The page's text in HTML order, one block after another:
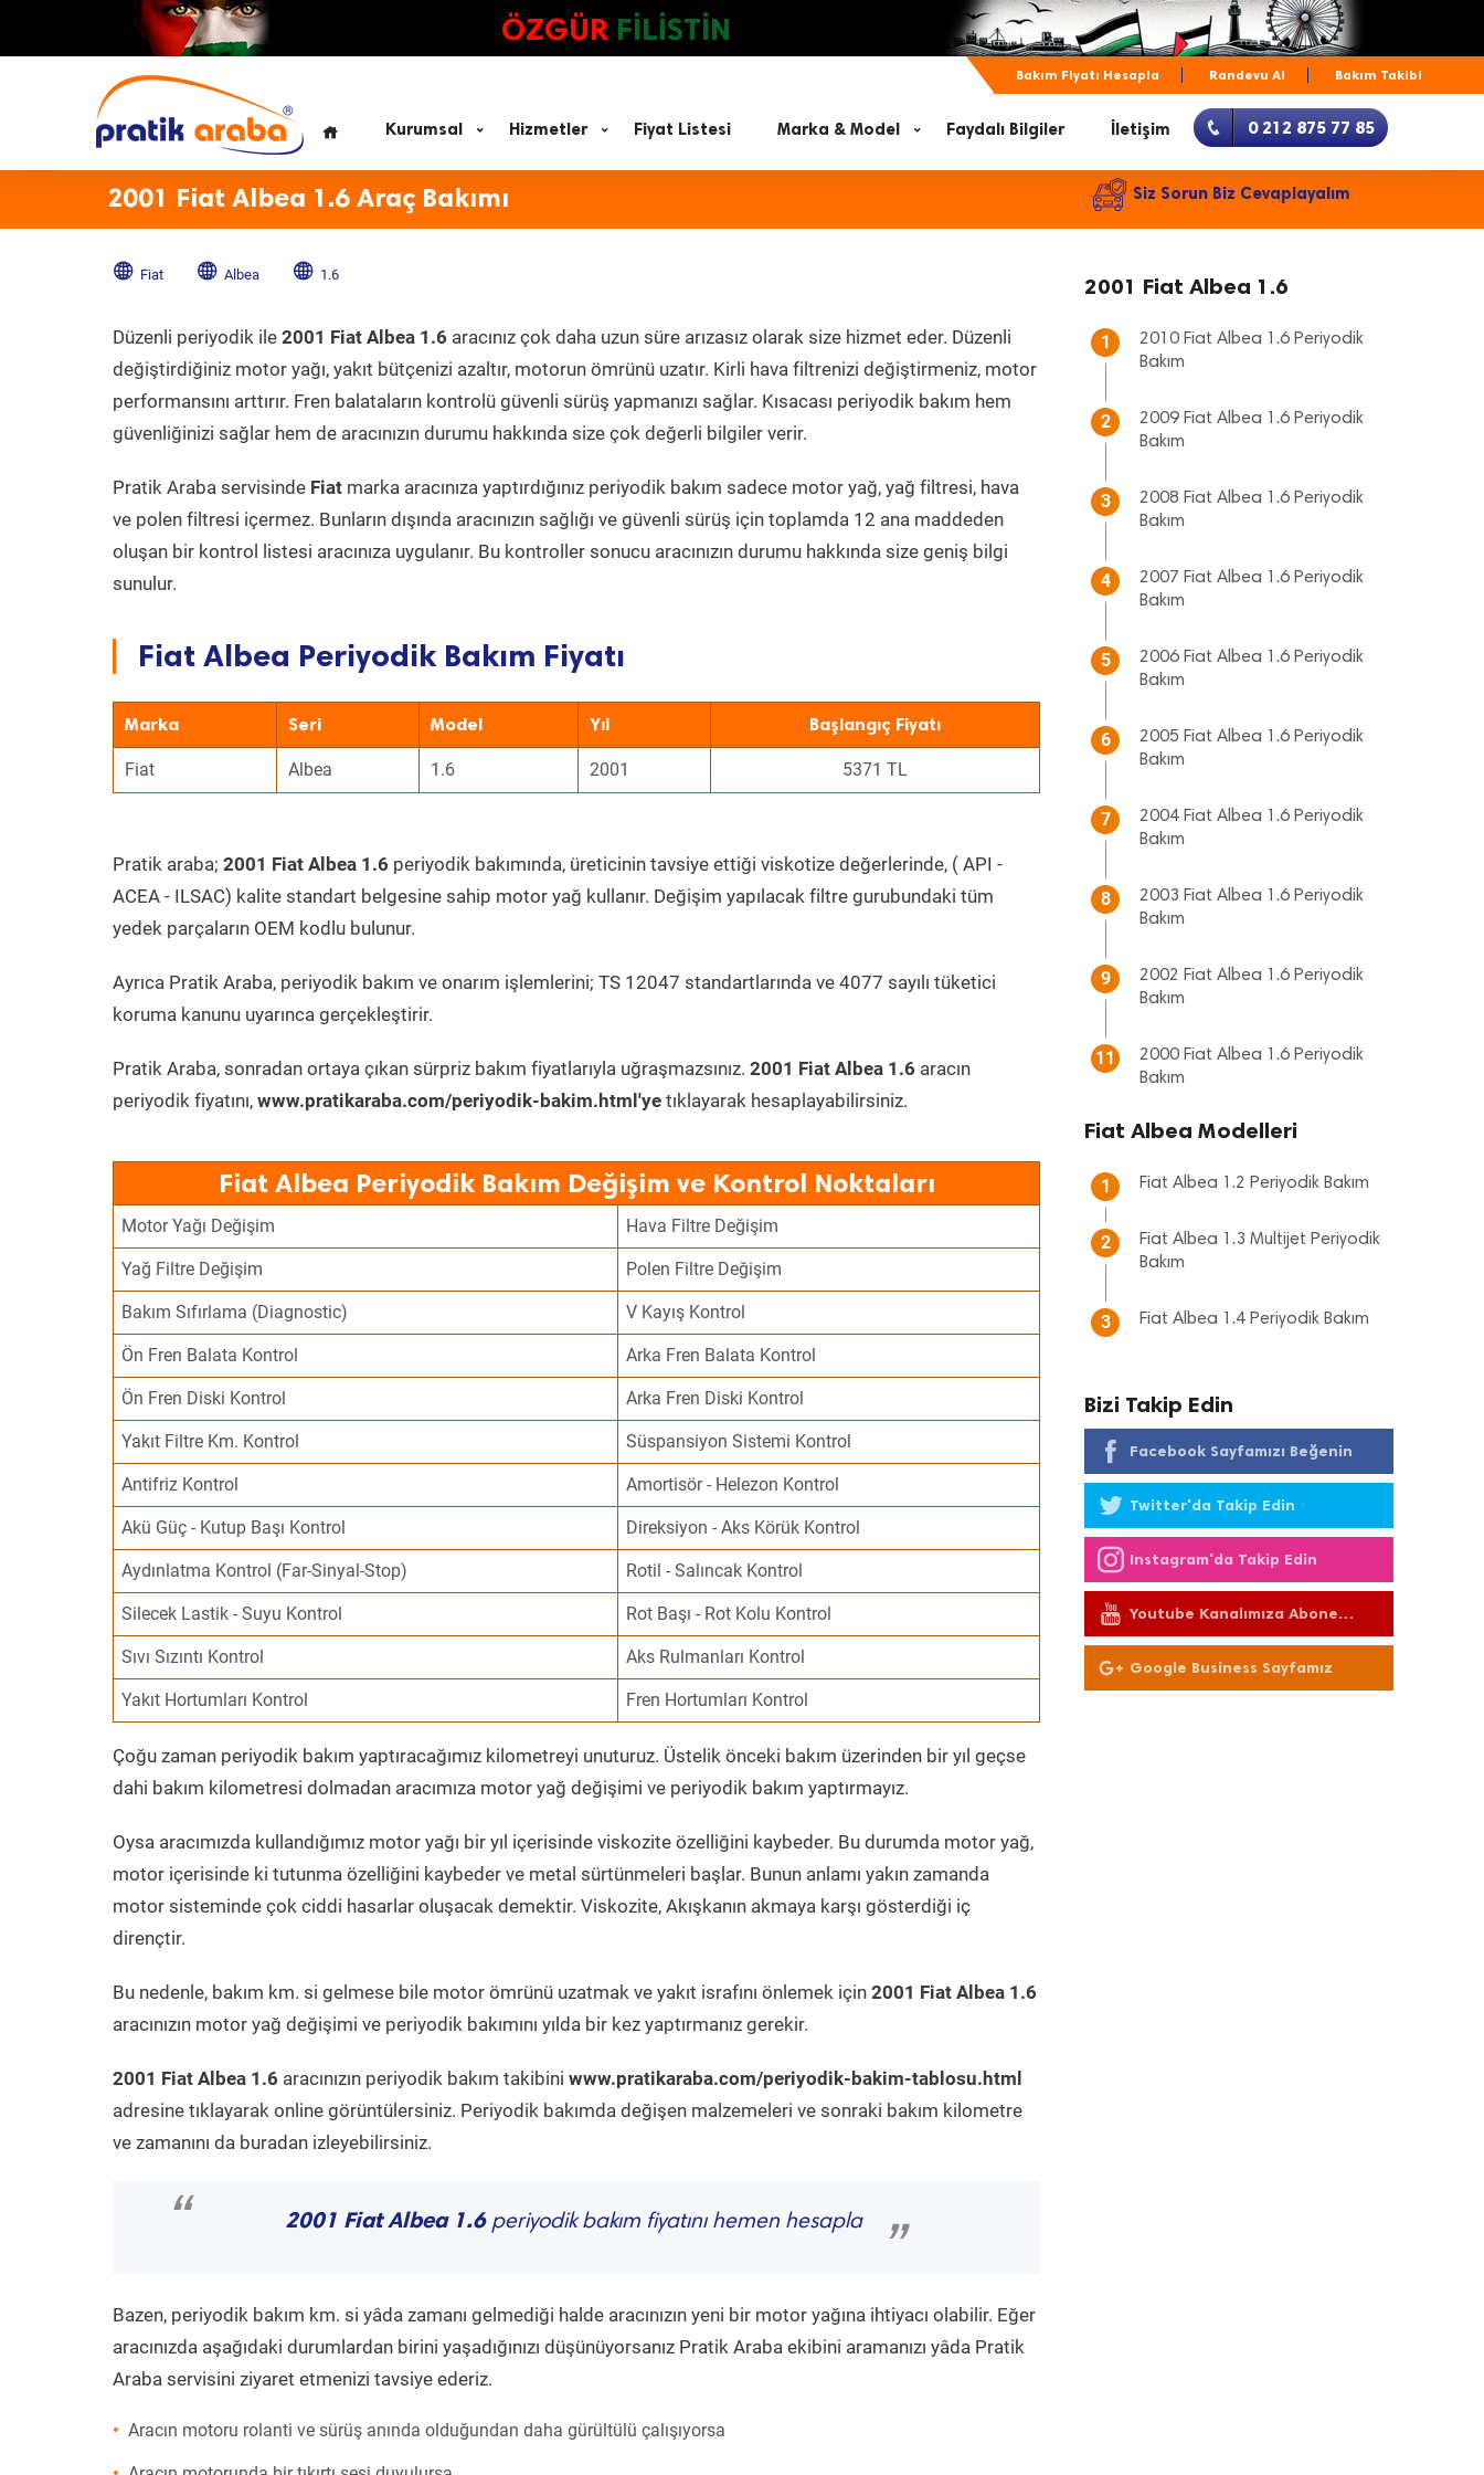
ÖZGÜR FİLİSTİN
Bakım Fiyatı Hesapla Randevu Al Bakım Takibi
Kurumsal Hizmetler Fiyat Listesi Marka & Model Faydalı Bilgiler İletişim 0 212 875 77 85
2001 Fiat Albea 1.6 Araç Bakımı Siz Sorun Biz Cevaplayalım
Fiat Albea 1.6
Düzenli periyodik ile 2001 Fiat Albea 1.6 aracınız çok daha uzun süre arızasız olarak size hizmet eder. Düzenli
değiştirdiğiniz motor yağı, yakıt bütçenizi azaltır, motorun ömrünü uzatır. Kirli hava filtrenizi değiştirmeniz, motor
performansını arttırır. Fren balataların kontrolü güvenli sürüş yapmanızı sağlar. Kısacası periyodik bakım hem
güvenliğinizi sağlar hem de aracınızın durumu hakkında size çok değerli bilgiler verir.
Pratik Araba servisinde Fiat marka aracınıza yaptırdığınız periyodik bakım sadece motor yağ, yağ filtresi, hava
ve polen filtresi içermez. Bunların dışında aracınızın sağlığı ve güvenli sürüş için toplamda 12 ana maddeden
oluşan bir kontrol listesi aracınıza uygulanır. Bu kontroller sonucu aracınızın durumu hakkında size geniş bilgi
sunulur.
Fiat Albea Periyodik Bakım Fiyatı
Marka Seri Model Yıl Başlangıç Fiyatı
Fiat Albea 1.6 2001 5371 TL
Pratik araba; 2001 Fiat Albea 1.6 periyodik bakımında, üreticinin tavsiye ettiği viskotize değerlerinde, ( API -
ACEA - ILSAC) kalite standart belgesine sahip motor yağ kullanır. Değişim yapılacak filtre gurubundaki tüm
yedek parçaların OEM kodlu bulunur.
Ayrıca Pratik Araba, periyodik bakım ve onarım işlemlerini; TS 12047 standartlarında ve 4077 sayılı tüketici
koruma kanunu uyarınca gerçekleştirir.
Pratik Araba, sonradan ortaya çıkan sürpriz bakım fiyatlarıyla uğraşmazsınız. 2001 Fiat Albea 1.6 aracın
periyodik fiyatını, www.pratikaraba.com/periyodik-bakim.html'ye tıklayarak hesaplayabilirsiniz.
Fiat Albea Periyodik Bakım Değişim ve Kontrol Noktaları
Motor Yağı Değişim Hava Filtre Değişim
Yağ Filtre Değişim Polen Filtre Değişim
Bakım Sıfırlama (Diagnostic) V Kayış Kontrol
Ön Fren Balata Kontrol Arka Fren Balata Kontrol
Ön Fren Diski Kontrol Arka Fren Diski Kontrol
Yakıt Filtre Km. Kontrol Süspansiyon Sistemi Kontrol
Antifriz Kontrol Amortisör - Helezon Kontrol
Akü Güç - Kutup Başı Kontrol Direksiyon - Aks Körük Kontrol
Aydınlatma Kontrol (Far-Sinyal-Stop) Rotil - Salıncak Kontrol
Silecek Lastik - Suyu Kontrol Rot Başı - Rot Kolu Kontrol
Sıvı Sızıntı Kontrol Aks Rulmanları Kontrol
Yakıt Hortumları Kontrol Fren Hortumları Kontrol
Çoğu zaman periyodik bakım yaptıracağımız kilometreyi unuturuz. Üstelik önceki bakım üzerinden bir yıl geçse
dahi bakım kilometresi dolmadan aracımıza motor yağ değişimi ve periyodik bakım yaptırmayız.
Oysa aracımızda kullandığımız motor yağı bir yıl içerisinde viskozite özelliğini kaybeder. Bu durumda motor yağ,
motor içerisinde ki tutunma özelliğini kaybeder ve metal sürtünmeleri başlar. Bunun anlamı yakın zamanda
motor sisteminde çok ciddi hasarlar oluşacak demektir. Viskozite, Akışkanın akmaya karşı gösterdiği iç
dirençtir.
Bu nedenle, bakım km. si gelmese bile motor ömrünü uzatmak ve yakıt israfını önlemek için 2001 Fiat Albea 1.6
aracınızın motor yağ değişimi ve periyodik bakımını yılda bir kez yaptırmanız gerekir.
2001 Fiat Albea 1.6 aracınızın periyodik bakım takibini www.pratikaraba.com/periyodik-bakim-tablosu.html
adresine tıklayarak online görüntülersiniz. Periyodik bakımda değişen malzemeleri ve sonraki bakım kilometre
ve zamanını da buradan izleyebilirsiniz.
“ 2001 Fiat Albea 1.6periyodik bakım fiyatını hemen hesapla
”
Bazen, periyodik bakım km. si yâda zamanı gelmediği halde aracınızın yeni bir motor yağına ihtiyacı olabilir. Eğer
aracınızda aşağıdaki durumlardan birini yaşadığınızı düşünüyorsanız Pratik Araba ekibini aramanızı yâda Pratik
Araba servisini ziyaret etmenizi tavsiye ederiz.
Aracın motoru rolanti ve sürüş anında olduğundan daha gürültülü çalışıyorsa
2001 Fiat Albea 1.6
1
2010 Fiat Albea 1.6 Periyodik
Bakım
2
2009 Fiat Albea 1.6 Periyodik
Bakım
3
2008 Fiat Albea 1.6 Periyodik
Bakım
4
2007 Fiat Albea 1.6 Periyodik
Bakım
5
2006 Fiat Albea 1.6 Periyodik
Bakım
6
2005 Fiat Albea 1.6 Periyodik
Bakım
7
2004 Fiat Albea 1.6 Periyodik
Bakım
8
2003 Fiat Albea 1.6 Periyodik
Bakım
9
2002 Fiat Albea 1.6 Periyodik
Bakım
11
2000 Fiat Albea 1.6 Periyodik
Bakım
Fiat Albea Modelleri
1 Fiat Albea 1.2 Periyodik Bakım
2
Fiat Albea 1.3 Multijet Periyodik
Bakım
3 Fiat Albea 1.4 Periyodik Bakım
Bizi Takip Edin
Facebook Sayfamızı Beğenin
Twitter'da Takip Edin
Instagram'da Takip Edin
Youtube Kanalımıza Abone
Olun
Google Business Sayfamız